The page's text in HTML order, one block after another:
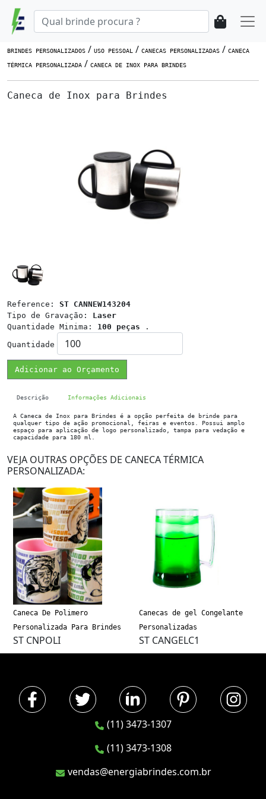
BRINDES PERSONALIZADOS / USO PESSOAL / CANECAS PERSONALIZADAS / CANECA
TÉRMICA PERSONALIZADA / CANECA DE INOX PARA BRINDES
Caneca de Inox para Brindes
Reference: ST CANNEW143204
Tipo de Gravação: Laser
Quantidade Minima: 100 peças .
Quantidade
Adicionar ao Orçamento
Descrição Informações Adicionais
A Caneca de Inox para Brindes é a opção perfeita de brinde para
qualquer tipo de ação promocional, feiras e eventos. Possui amplo
espaço para aplicação de logo personalizado, tampa para vedação e
capacidade para 180 ml.
VEJA OUTRAS OPÇÕES DE CANECA TÉRMICA
PERSONALIZADA:
Caneca De Polimero
Personalizada Para Brindes
ST CNPOLI
Canecas de gel Congelante
Personalizadas
ST CANGELC1
(11) 3473-1307
(11) 3473-1308
vendas@energiabrindes.com.br